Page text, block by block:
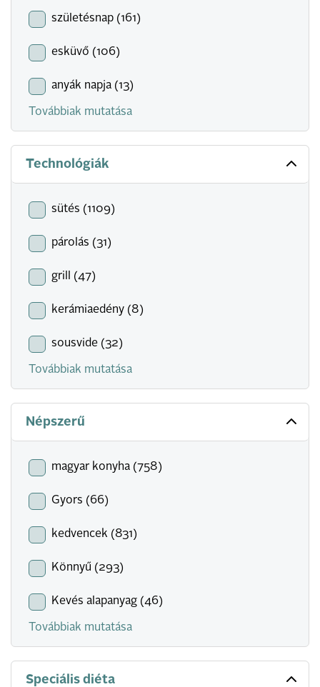
születésnap (161)
esküvő (106)
anyák napja (13)
Továbbiak mutatása
Technológiák
sütés (1109)
párolás (31)
grill (47)
kerámiaedény (8)
sousvide (32)
Továbbiak mutatása
Népszerű
magyar konyha (758)
Gyors (66)
kedvencek (831)
Könnyű (293)
Kevés alapanyag (46)
Továbbiak mutatása
Speciális diéta